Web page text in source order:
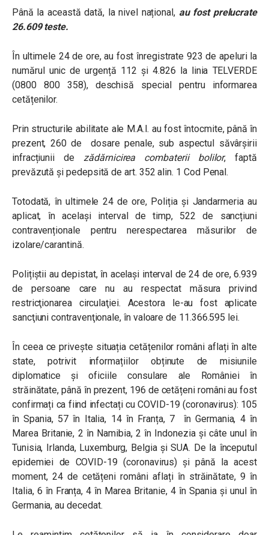
Până la această dată, la nivel național,au fost prelucrate
26.609 teste.
În ultimele 24 de ore, au fost înregistrate 923 de apeluri la
numărul unic de urgență 112 și 4.826 la linia TELVERDE
(0800 800 358), deschisă special pentru informarea
cetățenilor.
Prin structurile abilitate ale M.A.I. au fost întocmite, până în
prezent, 260 de dosare penale, sub aspectul săvârșirii
infracțiunii de zădărnicirea combaterii bolilor, faptă
prevăzută şi pedepsită de art. 352 alin. 1 Cod Penal.
Totodată, în ultimele 24 de ore, Poliția și Jandarmeria au
aplicat, în același interval de timp, 522 de sancțiuni
contravenționale pentru nerespectarea măsurilor de
izolare/carantină.
Polițiștii au depistat, în același interval de 24 de ore, 6.939
de persoane care nu au respectat măsura privind
restricţionarea circulaţiei. Acestora le-au fost aplicate
sancţiuni contravenţionale, în valoare de 11.366.595 lei.
În ceea ce privește situația cetățenilor români aflați în alte
state, potrivit informațiilor obținute de misiunile
diplomatice și oficiile consulare ale României în
străinătate, până în prezent, 196 de cetățeni români au fost
confirmați ca fiind infectați cu COVID-19 (coronavirus): 105
în Spania, 57 în Italia, 14 în Franța, 7 în Germania, 4 în
Marea Britanie, 2 în Namibia, 2 în Indonezia și câte unul în
Tunisia, Irlanda, Luxemburg, Belgia și SUA. De la începutul
epidemiei de COVID-19 (coronavirus) și până la acest
moment, 24 de cetățeni români aflați în străinătate, 9 în
Italia, 6 în Franța, 4 în Marea Britanie, 4 în Spania și unul în
Germania, au decedat.